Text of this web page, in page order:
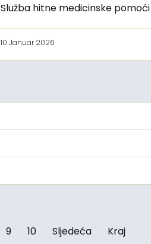
Služba hitne medicinske
10 Januar 2026
9 10 Sljedeća Kraj